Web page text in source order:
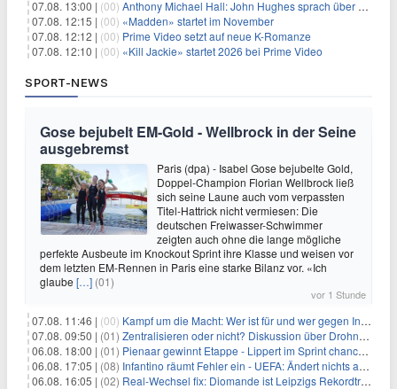
07.08. 13:00 | (00) Anthony Michael Hall: John Hughes sprach über eine Fortsetzung von 'The Breakfast Club'
07.08. 12:15 | (00) «Madden» startet im November
07.08. 12:12 | (00) Prime Video setzt auf neue K-Romanze
07.08. 12:10 | (00) «Kill Jackie» startet 2026 bei Prime Video
SPORT-NEWS
Gose bejubelt EM-Gold - Wellbrock in der Seine
ausgebremst
Paris (dpa) - Isabel Gose bejubelte Gold,
Doppel-Champion Florian Wellbrock ließ
sich seine Laune auch vom verpassten
Titel-Hattrick nicht vermiesen: Die
deutschen Freiwasser-Schwimmer
zeigten auch ohne die lange mögliche
perfekte Ausbeute im Knockout Sprint ihre Klasse und weisen vor
dem letzten EM-Rennen in Paris eine starke Bilanz vor. «Ich
glaube […] (01)
vor 1 Stunde
07.08. 11:46 | (00) Kampf um die Macht: Wer ist für und wer gegen Infantino?
07.08. 09:50 | (01) Zentralisieren oder nicht? Diskussion über Drohnenabwehr
06.08. 18:00 | (01) Pienaar gewinnt Etappe - Lippert im Sprint chancenlos
06.08. 17:05 | (08) Infantino räumt Fehler ein - UEFA: Ändert nichts an Boykott
06.08. 16:05 | (02) Real-Wechsel fix: Diomande ist Leipzigs Rekordtransfer